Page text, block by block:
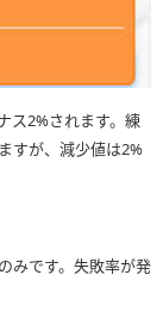
ス2%されます。練
すが、減少値は2%
みです。失敗率が発